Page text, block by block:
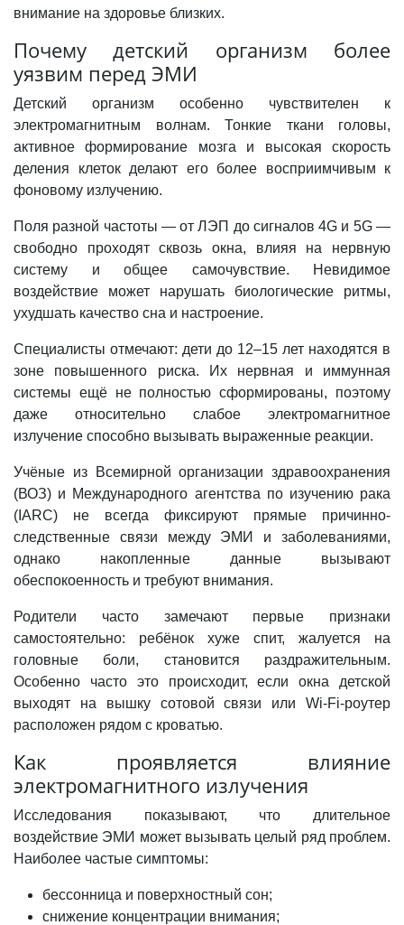
внимание на здоровье близких.
Почему детский организм более
уязвим перед ЭМИ
Детский организм особенно чувствителен к
электромагнитным волнам. Тонкие ткани головы,
активное формирование мозга и высокая скорость
деления клеток делают его более восприимчивым к
фоновому излучению.
Поля разной частоты — от ЛЭП до сигналов 4G и 5G —
свободно проходят сквозь окна, влияя на нервную
систему и общее самочувствие. Невидимое
воздействие может нарушать биологические ритмы,
ухудшать качество сна и настроение.
Специалисты отмечают: дети до 12–15 лет находятся в
зоне повышенного риска. Их нервная и иммунная
системы ещё не полностью сформированы, поэтому
даже относительно слабое электромагнитное
излучение способно вызывать выраженные реакции.
Учёные из Всемирной организации здравоохранения
(ВОЗ) и Международного агентства по изучению рака
(IARC) не всегда фиксируют прямые причинно-
следственные связи между ЭМИ и заболеваниями,
однако накопленные данные вызывают
обеспокоенность и требуют внимания.
Родители часто замечают первые признаки
самостоятельно: ребёнок хуже спит, жалуется на
головные боли, становится раздражительным.
Особенно часто это происходит, если окна детской
выходят на вышку сотовой связи или Wi-Fi-роутер
расположен рядом с кроватью.
Как проявляется влияние
электромагнитного излучения
Исследования показывают, что длительное
воздействие ЭМИ может вызывать целый ряд проблем.
Наиболее частые симптомы:
бессонница и поверхностный сон;
снижение концентрации внимания;